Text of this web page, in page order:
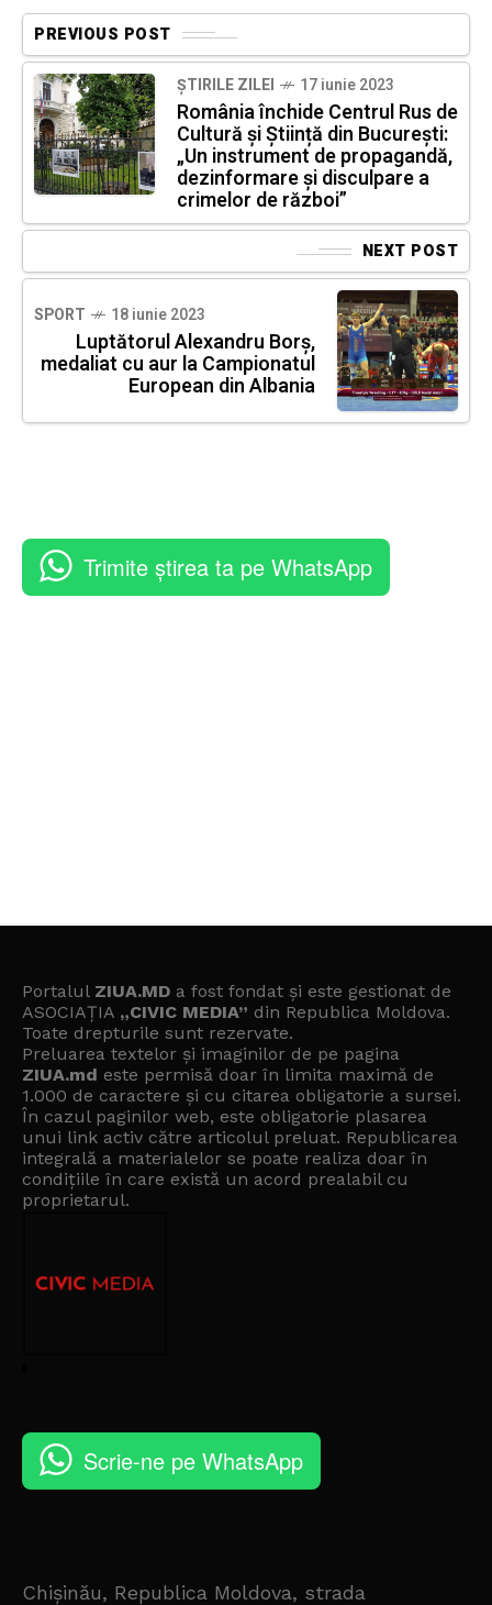
PREVIOUS POST
ȘTIRILE ZILEI 17 iunie 2023
România închide Centrul Rus de
Cultură și Știință din București:
„Un instrument de propagandă,
dezinformare și disculpare a
crimelor de război”
NEXT POST
SPORT 18 iunie 2023
Luptătorul Alexandru Borș,
medaliat cu aur la Campionatul
European din Albania
Trimite știrea ta pe WhatsApp
Portalul ZIUA.MD a fost fondat și este gestionat de
ASOCIAȚIA „CIVIC MEDIA” din Republica Moldova.
Toate drepturile sunt rezervate.
Preluarea textelor și imaginilor de pe pagina
ZIUA.md este permisă doar în limita maximă de
1.000 de caractere și cu citarea obligatorie a sursei.
În cazul paginilor web, este obligatorie plasarea
unui link activ către articolul preluat. Republicarea
integrală a materialelor se poate realiza doar în
condițiile în care există un acord prealabil cu
proprietarul.
Scrie-ne pe WhatsApp
Chișinău, Republica Moldova, strada